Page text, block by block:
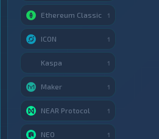
Ethereum Classic 1
ICON 1
Kaspa 1
Maker 1
NEAR Protocol 1
NEO 1